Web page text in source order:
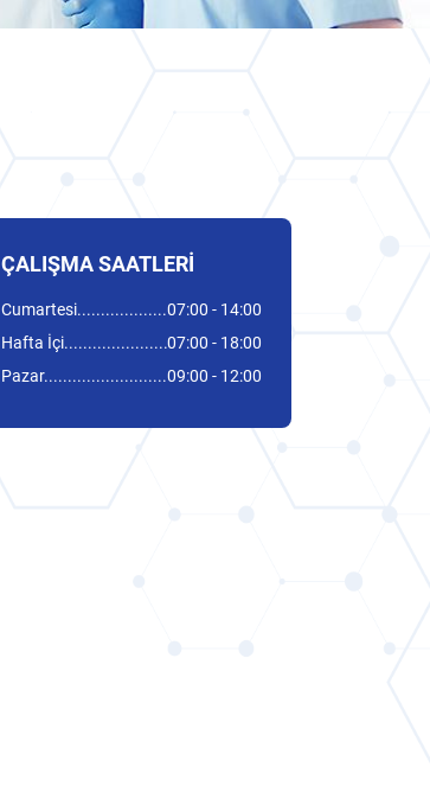
ÇALIŞMA SAATLERI
Cumartesi
07:00 - 14:00
Hafta İçi
07:00 - 18:00
Pazar
09:00 - 12:00